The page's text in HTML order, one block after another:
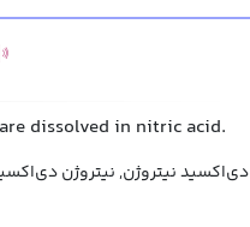
dissolved in nitric acid.
دی‌اکسید نیتروژن, نیتروژن